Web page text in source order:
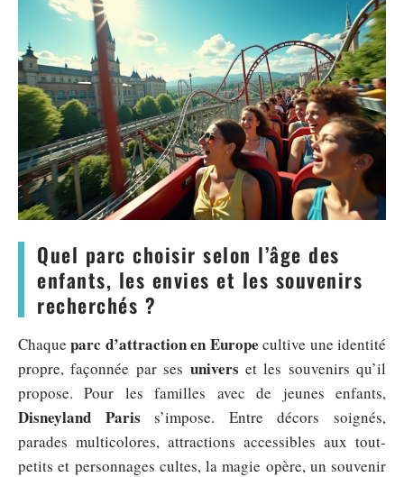
Quel parc choisir selon l’âge des
enfants, les envies et les souvenirs
recherchés ?
Chaqueparc d’attraction en Europe cultive une identité
propre, façonnée par ses univers et les souvenirs qu’il
propose. Pour les familles avec de jeunes enfants,
Disneyland Paris s’impose. Entre décors soignés,
parades multicolores, attractions accessibles aux tout-
petits et personnages cultes, la magie opère, un souvenir